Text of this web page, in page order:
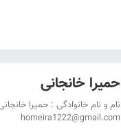
حمیرا خانجانی
نام و نام خانوادگی : حمیرا
homeira1222@gmail.com